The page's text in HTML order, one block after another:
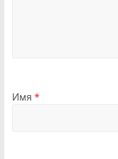
Имя *